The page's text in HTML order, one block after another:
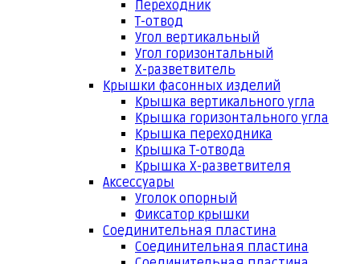
Переходник
Т-отвод
Угол вертикальный
Угол горизонтальный
Х-разветвитель
Крышки фасонных изделий
Крышка вертикального угла
Крышка горизонтального угла
Крышка переходника
Крышка Т-отвода
Крышка Х-разветвителя
Аксессуары
Уголок опорный
Фиксатор крышки
Соединительная пластина
Соединительная пластина